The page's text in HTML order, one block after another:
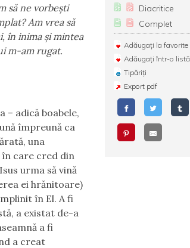
să ne vorbeşti
Am vrea să
în inima şi mintea
m-am rugat.
– adică boabele,
împreună ca
una
în care cred din
urma să vină
ei hrănitoare)
în El. A fi
a existat de-a
a fi
a creat
Diacritice
Complet
Adăugați la favorite
Adăugați într-o listă
Tipăriți
Export pdf